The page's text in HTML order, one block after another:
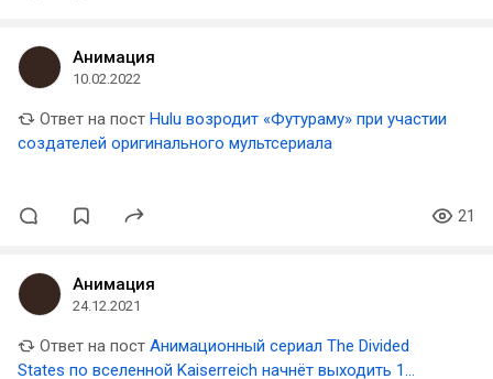
Анимация
10.02.2022
Ответ на пост Hulu возродит «Футураму» при участии
создателей оригинального мультсериала
21
Анимация
24.12.2021
Ответ на пост Анимационный сериал The Divided
States по вселенной Kaiserreich начнёт выходить 1